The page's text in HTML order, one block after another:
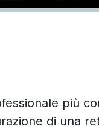
più
di una